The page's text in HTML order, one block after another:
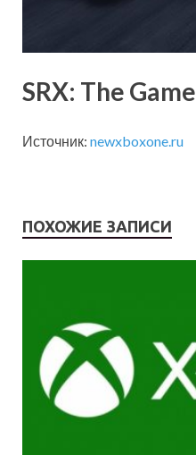
SRX: The Game
Источник: newxboxone.ru
ПОХОЖИЕ ЗАПИСИ